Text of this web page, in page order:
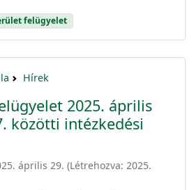
felügyelet
Hírek
2025. április
közötti intézkedési
április 29. (Létrehozva: 2025.